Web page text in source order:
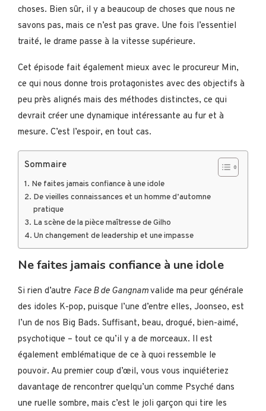
choses. Bien sûr, il y a beaucoup de choses que nous ne
savons pas, mais ce n’est pas grave. Une fois l’essentiel
traité, le drame passe à la vitesse supérieure.
Cet épisode fait également mieux avec le procureur Min,
ce qui nous donne trois protagonistes avec des objectifs à
peu près alignés mais des méthodes distinctes, ce qui
devrait créer une dynamique intéressante au fur et à
mesure. C’est l’espoir, en tout cas.
Sommaire
Ne faites jamais confiance à une idole
De vieilles connaissances et un homme d’automne
pratique
La scène de la pièce maîtresse de Gilho
Un changement de leadership et une impasse
Ne faites jamais confiance à une idole
Si rien d’autre Face B de Gangnamvalide ma peur générale
des idoles K-pop, puisque l’une d’entre elles, Joonseo, est
l’un de nos Big Bads. Suffisant, beau, drogué, bien-aimé,
psychotique – tout ce qu’il y a de morceaux. Il est
également emblématique de ce à quoi ressemble le
pouvoir. Au premier coup d’œil, vous vous inquiéteriez
davantage de rencontrer quelqu’un comme Psyché dans
une ruelle sombre, mais c’est le joli garçon qui tire les